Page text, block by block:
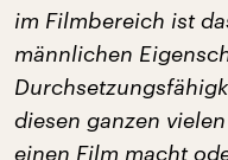
im Filmbereich ist
männlichen
diesen ganzen
einen Film macht